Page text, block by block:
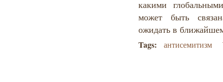
какими
может быть
ожидать в
Tags: антисемитизм